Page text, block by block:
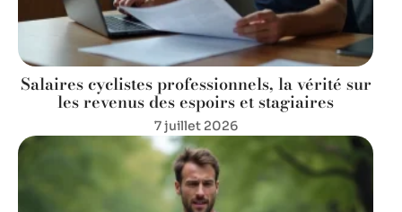
Salaires cyclistes professionnels, la vérité sur
les revenus des espoirs et stagiaires
7 juillet 2026